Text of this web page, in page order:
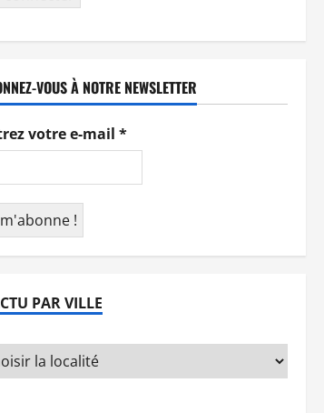
VOUS À NOTRE NEWSLETTER
votre e-mail *
PAR VILLE